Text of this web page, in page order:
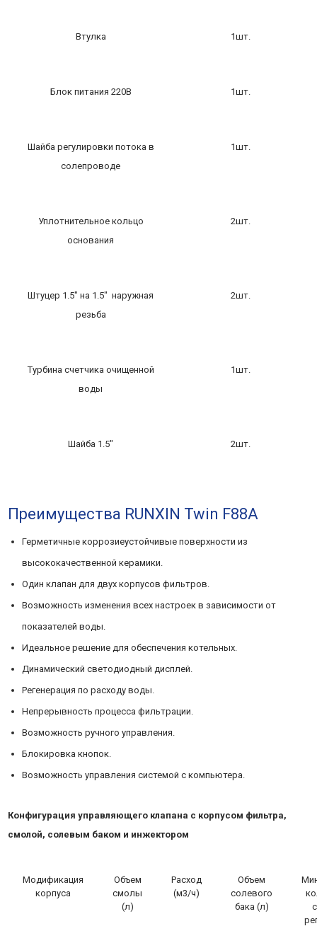
Втулка 1шт.
Блок питания 220В 1шт.
Шайба регулировки потока в
солепроводе
1шт.
Уплотнительное кольцо
основания
2шт.
Штуцер 1.5″ на 1.5″ наружная
резьба
2шт.
Турбина счетчика очищенной
воды
1шт.
Шайба 1.5″ 2шт.
Преимущества RUNXIN Twin F88A
Герметичные коррозиеустойчивые поверхности из
высококачественной керамики.
Один клапан для двух корпусов фильтров.
Возможность изменения всех настроек в зависимости от
показателей воды.
Идеальное решение для обеспечения котельных.
Динамический светодиодный дисплей.
Регенерация по расходу воды.
Непрерывность процесса фильтрации.
Возможность ручного управления.
Блокировка кнопок.
Возможность управления системой с компьютера.
Конфигурация управляющего клапана с корпусом фильтра,
смолой, солевым баком и инжектором
Модификация
корпуса
Объем
смолы
(л)
Расход
(м3/ч)
Объем
солевого
бака (л)